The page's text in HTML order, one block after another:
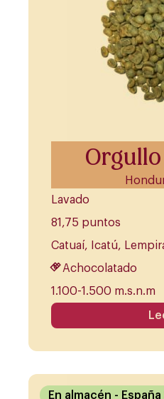
Lavado
81,75 puntos
Catuaí, Icatú,
Achocolatado
1.100-1.500 m.s.n.m
En almacén - España